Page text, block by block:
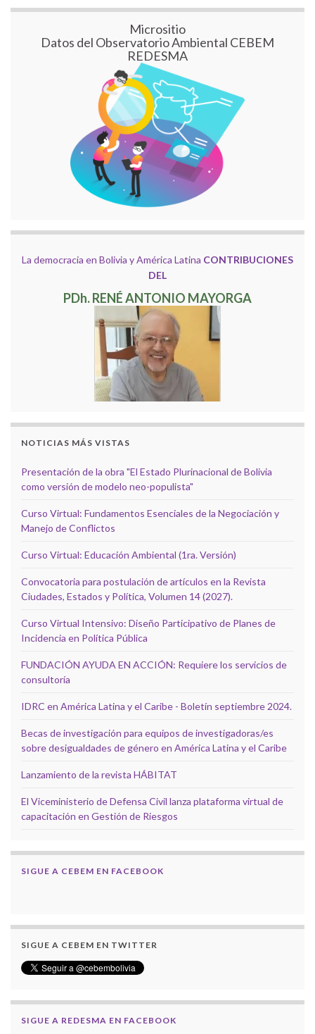
Micrositio
Datos del Observatorio Ambiental CEBEM
REDESMA
La democracia en Bolivia y América Latina CONTRIBUCIONES
DEL
PDh. RENÉ ANTONIO MAYORGA
NOTICIAS MÁS VISTAS
Presentación de la obra "El Estado Plurinacional de Bolivia
como versión de modelo neo-populista"
Curso Virtual: Fundamentos Esenciales de la Negociación y
Manejo de Conflictos
Curso Virtual: Educación Ambiental (1ra. Versión)
Convocatoria para postulación de artículos en la Revista
Ciudades, Estados y Política, Volumen 14 (2027).
Curso Virtual Intensivo: Diseño Participativo de Planes de
Incidencia en Política Pública
FUNDACIÓN AYUDA EN ACCIÓN: Requiere los servicios de
consultoría
IDRC en América Latina y el Caribe - Boletín septiembre 2024.
Becas de investigación para equipos de investigadoras/es
sobre desigualdades de género en América Latina y el Caribe
Lanzamiento de la revista HÁBITAT
El Viceministerio de Defensa Civil lanza plataforma virtual de
capacitación en Gestión de Riesgos
SIGUE A CEBEM EN FACEBOOK
SIGUE A CEBEM EN TWITTER
SIGUE A REDESMA EN FACEBOOK